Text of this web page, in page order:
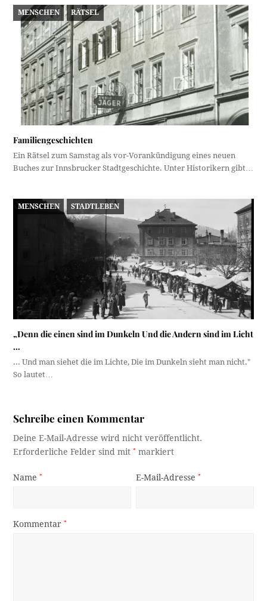
MENSCHEN RÄTSEL
Familiengeschichten
Ein Rätsel zum Samstag als vor-Vorankündigung eines neuen
Buches zur Innsbrucker Stadtgeschichte. Unter Historikern gibt…
MENSCHEN STADTLEBEN
„Denn die einen sind im Dunkeln Und die Andern sind im Licht
…
... Und man siehet die im Lichte, Die im Dunkeln sieht man nicht."
So lautet…
Schreibe einen Kommentar
Deine E-Mail-Adresse wird nicht veröffentlicht.
Erforderliche Felder sind mit* markiert
Name* E-Mail-Adresse*
Kommentar*